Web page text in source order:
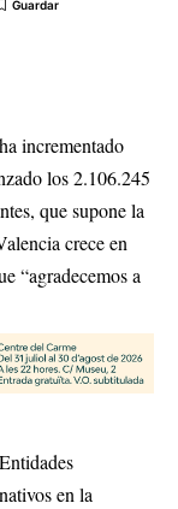
incrementado
los 2.106.245
que supone la
crece en
“agradecemos a
en la